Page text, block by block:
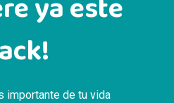
ya este
importante de tu vida